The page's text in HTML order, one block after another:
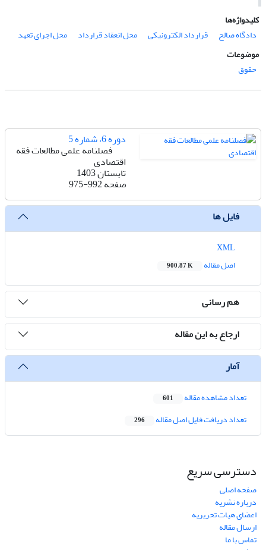
کلیدواژه‌ها
دادگاه صالح
قرارداد الکترونیکی محل انعقاد قرارداد
محل اجرای تعهد
موضوعات
حقوق
دوره 6، شماره 5
فصلنامه علمی مطالعات فقه
اقتصادی
تابستان 1403
صفحه975-992
فایل ها
اصل مقاله
900.87 K
هم رسانی
ارجاع به این مقاله
آمار
تعداد مشاهده مقاله 601
تعداد دریافت فایل اصل مقاله 296
دسترسی سریع
صفحه اصلی
درباره نشریه
اعضای هیات تحریریه
ارسال مقاله
تماس با ما